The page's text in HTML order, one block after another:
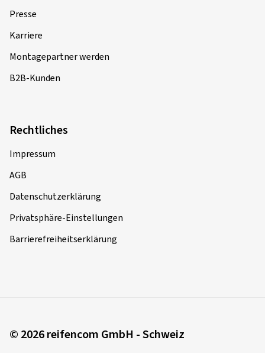
Presse
Karriere
Montagepartner werden
B2B-Kunden
Rechtliches
Impressum
AGB
Datenschutzerklärung
Privatsphäre-Einstellungen
Barrierefreiheitserklärung
© 2026 reifencom GmbH - Schweiz